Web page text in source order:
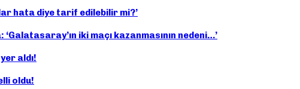
hata diye tarif edilebilir mi?’
iki maçı kazanmasının nedeni…’
aldı!
oldu!